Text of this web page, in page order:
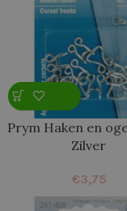
Prym Haken en
Zilver
€3,75